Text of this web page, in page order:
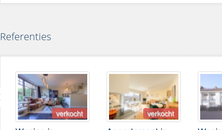
Referenties
verkocht verkocht